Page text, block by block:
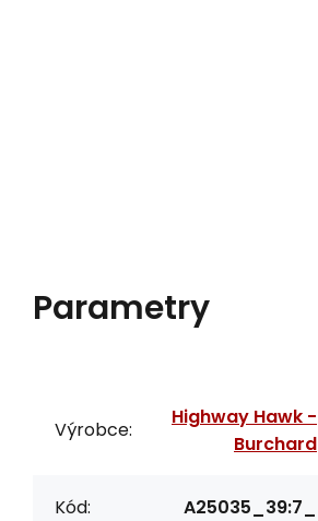
Parametry
Výrobce:
Highway Hawk -
Burchard
Kód: A25035_39:7_